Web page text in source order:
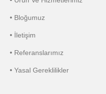
• Bloğumuz
• İletişim
• Referanslarımız
• Yasal Gereklilikler